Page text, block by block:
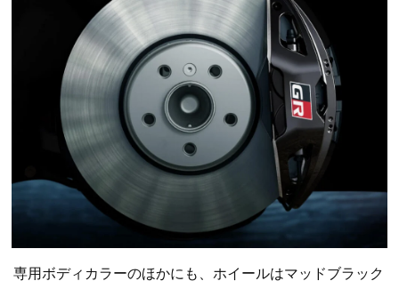
専用ボディカラーのほかにも、ホイールはマッドブラック